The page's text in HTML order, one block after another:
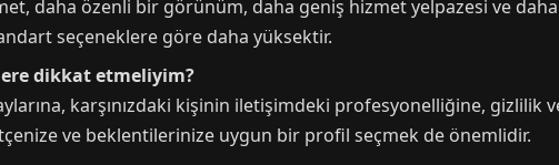
daha özenli bir görünüm, daha geniş hizmet yelpazesi ve
seçeneklere göre daha yüksektir.
dikkat etmeliyim?
karşınızdaki kişinin iletişimdeki profesyonelliğine, gizlilik
ve beklentilerinize uygun bir profil seçmek de önemlidir.